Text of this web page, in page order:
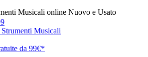
Musicali online Nuovo e Usato
Musicali
da 99€*